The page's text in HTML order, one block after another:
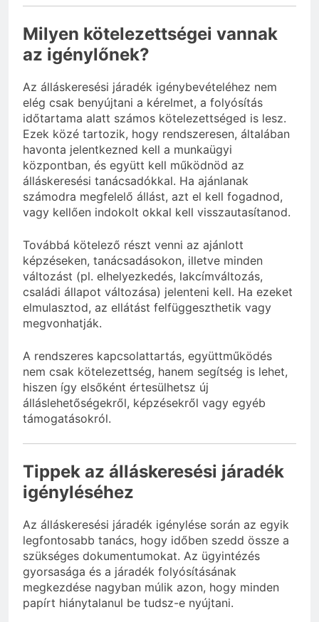
Milyen kötelezettségei vannak
az igénylőnek?
Az álláskeresési járadék igénybevételéhez nem
elég csak benyújtani a kérelmet, a folyósítás
időtartama alatt számos kötelezettséged is lesz.
Ezek közé tartozik, hogy rendszeresen, általában
havonta jelentkezned kell a munkaügyi
központban, és együtt kell működnöd az
álláskeresési tanácsadókkal. Ha ajánlanak
számodra megfelelő állást, azt el kell fogadnod,
vagy kellően indokolt okkal kell visszautasítanod.
Továbbá kötelező részt venni az ajánlott
képzéseken, tanácsadásokon, illetve minden
változást (pl. elhelyezkedés, lakcímváltozás,
családi állapot változása) jelenteni kell. Ha ezeket
elmulasztod, az ellátást felfüggeszthetik vagy
megvonhatják.
A rendszeres kapcsolattartás, együttműködés
nem csak kötelezettség, hanem segítség is lehet,
hiszen így elsőként értesülhetsz új
álláslehetőségekről, képzésekről vagy egyéb
támogatásokról.
Tippek az álláskeresési járadék
igényléséhez
Az álláskeresési járadék igénylése során az egyik
legfontosabb tanács, hogy időben szedd össze a
szükséges dokumentumokat. Az ügyintézés
gyorsasága és a járadék folyósításának
megkezdése nagyban múlik azon, hogy minden
papírt hiánytalanul be tudsz-e nyújtani.